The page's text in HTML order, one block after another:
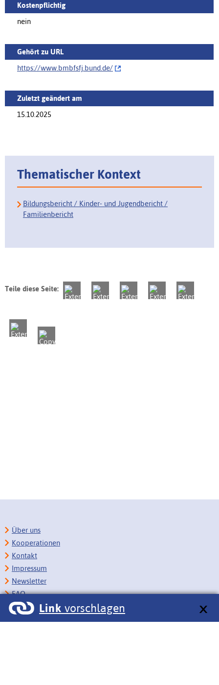
Kostenpflichtig
nein
Gehört zu URL
https://www.bmbfsfj.bund.de/‌
Zuletzt geändert am
15.10.2025
Thematischer Kontext
Bildungsbericht / Kinder- und Jugendbericht /
Familienbericht
Teile diese Seite:
Link vorschlagen
Über uns
Kooperationen
Kontakt
Impressum
Newsletter
FAQ
Copyright